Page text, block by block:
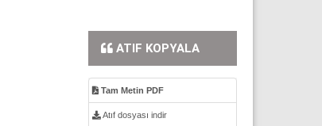
ATIF KOPYALA
Tam Metin PDF
Atıf dosyası indir